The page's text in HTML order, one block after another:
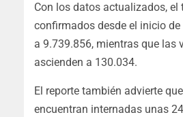
Con los datos actualizados,
confirmados desde el inicio
a 9.739.856, mientras que las
ascienden a 130.034.
El reporte también advierte
encuentran internadas unas